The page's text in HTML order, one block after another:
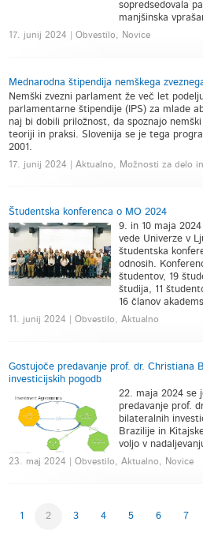
sopredsedovala
manjšinska
17. junij 2024 | Obvestilo, Novice
Mednarodna štipendija nemškega
Nemški zvezni parlament že več let
parlamentarne štipendije (IPS) za mlade
naj bi dobili priložnost, da spoznajo
teoriji in praksi. Slovenija se je tega
2001.
17. junij 2024 | Aktualno, Možnosti za delo
Študentska konferenca o MO 2024
9. in 10 maja
vede Univerze v
študentska
odnosih.
študentov, 19
študija, 11
16 članov
11. junij 2024 | Obvestilo, Aktualno
Gostujoče predavanje prof. dr. Christiana
investicijskih pogodb
22. maja 2024 se
predavanje prof.
bilateralnih
Brazilije in
voljo v
23. maj 2024 | Obvestilo, Aktualno, Novice
1 2 3 4 5 6 7